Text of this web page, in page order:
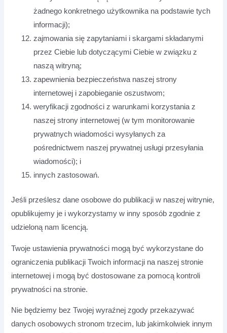
żadnego konkretnego użytkownika na podstawie tych
informacji);
zajmowania się zapytaniami i skargami składanymi
przez Ciebie lub dotyczącymi Ciebie w związku z
naszą witryną;
zapewnienia bezpieczeństwa naszej strony
internetowej i zapobieganie oszustwom;
weryfikacji zgodności z warunkami korzystania z
naszej strony internetowej (w tym monitorowanie
prywatnych wiadomości wysyłanych za
pośrednictwem naszej prywatnej usługi przesyłania
wiadomości); i
innych zastosowań.
Jeśli prześlesz dane osobowe do publikacji w naszej witrynie,
opublikujemy je i wykorzystamy w inny sposób zgodnie z
udzieloną nam licencją.
Twoje ustawienia prywatności mogą być wykorzystane do
ograniczenia publikacji Twoich informacji na naszej stronie
internetowej i mogą być dostosowane za pomocą kontroli
prywatności na stronie.
Nie będziemy bez Twojej wyraźnej zgody przekazywać
danych osobowych stronom trzecim, lub jakimkolwiek innym